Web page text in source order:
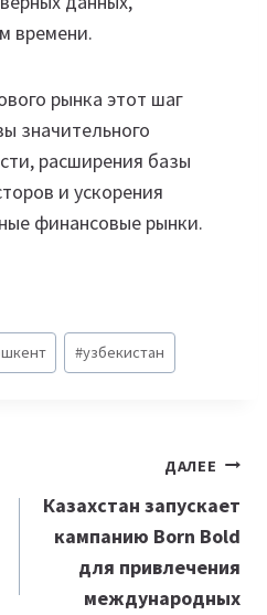
времени.
рынка этот шаг
значительного
расширения базы
и ускорения
финансовые рынки.
#узбекистан
ДАЛЕЕ
Казахстан запускает
кампанию Born Bold
для привлечения
международных